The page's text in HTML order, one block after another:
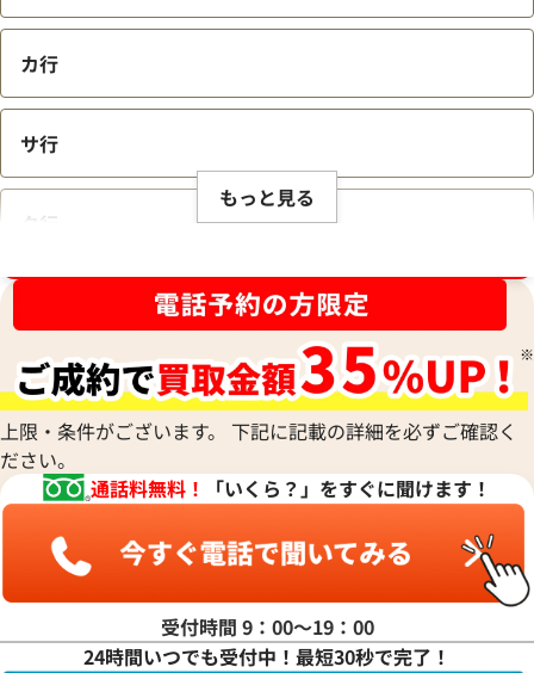
カ行
サ行
タ行
ハ行
マ行
ヤ行
もっと見る
上限・条件がございます。 下記に記載の詳細を必ずご確認く
ださい。
通話料無料！
「いくら？」をすぐに聞けます！
受付時間 9：00〜19：00
24時間いつでも受付中！最短30秒で完了！